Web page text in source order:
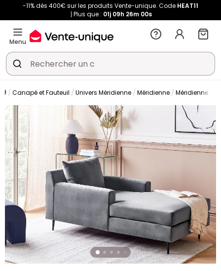
-11% dès 400€ sur les produits Vente-unique. Code HEAT11
Plus que : 01j 09h 25m 59s
Menu
Canapé et Fauteuil Univers Méridienne Méridienne Méridienne fixe